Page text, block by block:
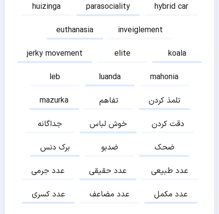
huizinga
parasociality
hybrid car
euthanasia
inveiglement
jerky movement
elite
koala
leb
luanda
mahonia
mazurka
تفاهم
تلمذ کردن
جداگانه
خوش لباس
دقت کردن
برک دنس
ضدبو
ضحک
عدد جرمی
عدد حقیقی
عدد طبیعی
عدد کسری
عدد مضاعف
عدد مکمل